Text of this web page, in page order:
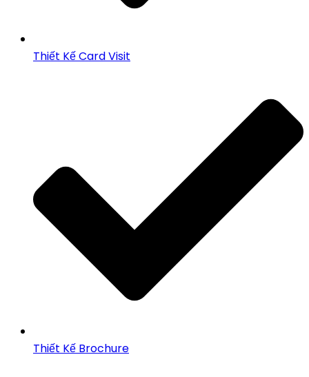
Thiết Kế Card Visit
Thiết Kế Brochure